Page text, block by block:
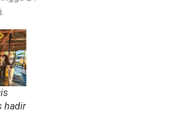
hadir